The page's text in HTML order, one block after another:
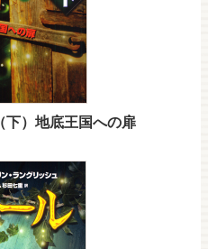
下）地底王国への扉